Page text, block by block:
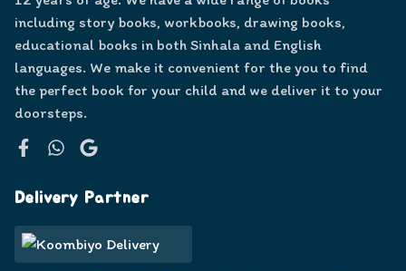
including story books, workbooks, drawing books,
educational books in both Sinhala and English
languages. We make it convenient for the you to find
the perfect book for your child and we deliver it to your
doorsteps.
Delivery Partner